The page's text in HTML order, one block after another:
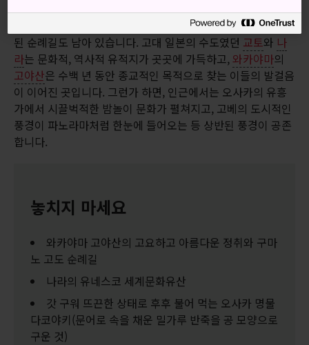
간사이는 일본의 영적, 문화적 수도입니다.오사카와히메지성
의 높은 건물이 주축을 이루고, 선불교 정원과 계몽을 향한 고
된 순례길도 남아 있습니다. 고대 일본의 수도였던 교토와 나
라는 문화적, 역사적 유적지가 곳곳에 가득하고,와카야마의
고야산은 수백 년 동안 종교적인 목적으로 찾는 이들의 발걸음
이 이어진 곳입니다. 그런가 하면, 인근에서는 오사카의 유흥
가에서 시끌벅적한 밤놀이 문화가 펼쳐지고, 고베의 도시적인
풍경이 파노라마처럼 한눈에 들어오는 등 상반된 풍경이 공존
합니다.
놓치지 마세요
와카야마 고야산의 고요하고 아름다운 정취와 구마
노 고도 순례길
나라의 유네스코 세계문화유산
갓 구워 뜨끈한 상태로 후후 불어 먹는 오사카 명물
다코야키(문어로 속을 채운 밀가루 반죽을 공 모양으로
구운 것)